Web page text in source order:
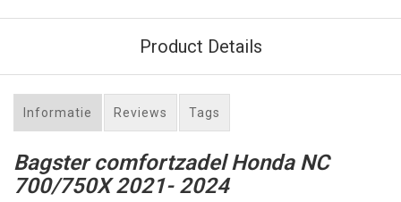
Product Details
Informatie Reviews Tags
Bagster comfortzadel Honda NC
700/750X 2021- 2024